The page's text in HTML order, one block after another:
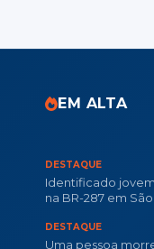
EM ALTA
DESTAQUE
Identificado
na BR-287 em
DESTAQUE
Uma pessoa